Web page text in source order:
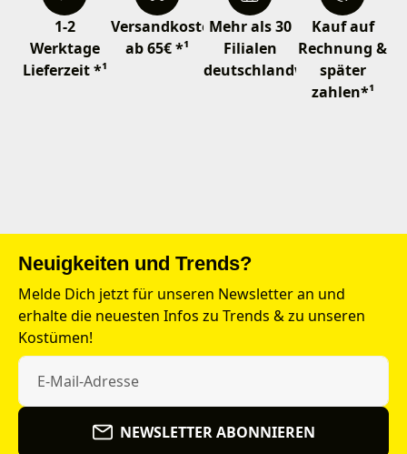
1-2
Werktage
Lieferzeit *¹
Versandkostenfrei
ab 65€ *¹
Mehr als 30
Filialen
deutschlandweit
Kauf auf
Rechnung &
später
zahlen*¹
Neuigkeiten und Trends?
Melde Dich jetzt für unseren Newsletter an und
erhalte die neuesten Infos zu Trends & zu unseren
Kostümen!
NEWSLETTER ABONNIEREN